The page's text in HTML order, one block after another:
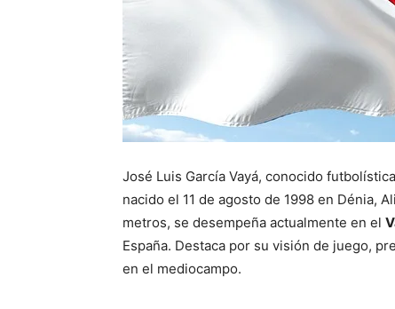
José Luis García Vayá, conocido
nacido el 11 de agosto de 1998 en Dénia,
metros, se desempeña actualmente en el
España. Destaca por su visión de juego,
en el mediocampo.